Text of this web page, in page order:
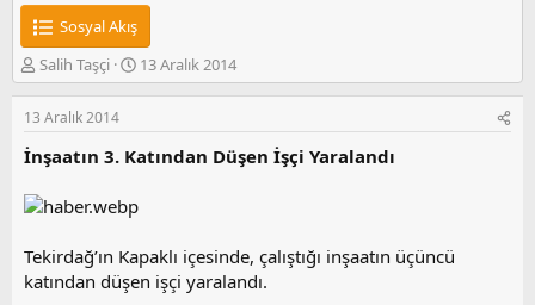
Sosyal Akış
K
o
u
y
u
b
a
l
a
Salih Taşçi
B
a
l
a
n
t
a
13 Aralık 2014
13 Aralık 2014
İnşaatın 3. Katından Düşen İşçi Yaralandı
Tekirdağ’ın Kapaklı içesinde, çalıştığı inşaatın üçüncü
katından düşen işçi yaralandı.